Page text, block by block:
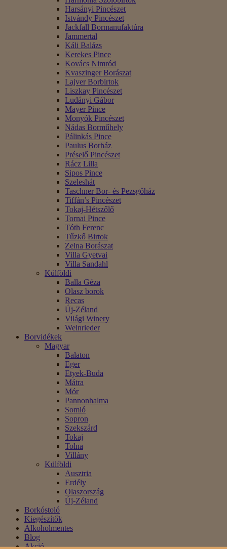
Harsányi Pincészet
Istvándy Pincészet
Jackfall Bormanufaktúra
Jammertal
Káli Balázs
Kerekes Pince
Kovács Nimród
Kvaszinger Borászat
Lajver Borbirtok
Liszkay Pincészet
Ludányi Gábor
Mayer Pince
Monyók Pincészet
Nádas Borműhely
Pálinkás Pince
Paulus Borház
Préselő Pincészet
Rácz Lilla
Sipos Pince
Szeleshát
Taschner Bor- és Pezsgőház
Tiffán’s Pincészet
Tokaj-Hétszőlő
Tornai Pince
Tóth Ferenc
Tűzkő Birtok
Zelna Borászat
Villa Gyetvai
Villa Sandahl
Külföldi
Balla Géza
Olasz borok
Recas
Új-Zéland
Világi Winery
Weinrieder
Borvidékek
Magyar
Balaton
Eger
Etyek-Buda
Mátra
Mór
Pannonhalma
Somló
Sopron
Szekszárd
Tokaj
Tolna
Villány
Külföldi
Ausztria
Erdély
Olaszország
Új-Zéland
Borkóstoló
Kiegészítők
Alkoholmentes
Blog
Akció